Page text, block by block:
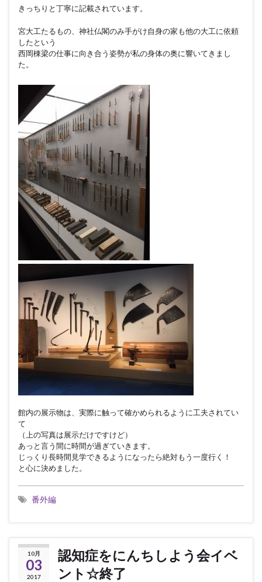
きっちりと丁寧に記載されています。
宮大工たるもの、神社仏閣のみ手がけ自身の家も他の大工に依頼
したという
西岡棟梁の仕事に向き合う姿勢が私の身体の奥に響いてきまし
た。
館内の展示物は、実際に触って確かめられるように工夫されてい
て
（上の写真は展示だけですけど）
あっと言う間に時間が過ぎていきます。
じっくり長時間見学できるようになったら絶対もう一度行く！
と心に決めました。
番外編
10月
03
2017
認知症をにんちしよう会イベ
ント☆終了